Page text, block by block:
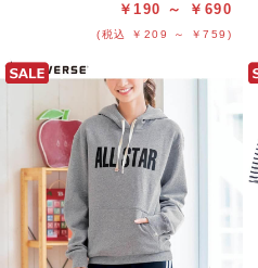
￥190 ～ ￥690
(税込 ￥209 ～ ￥759)